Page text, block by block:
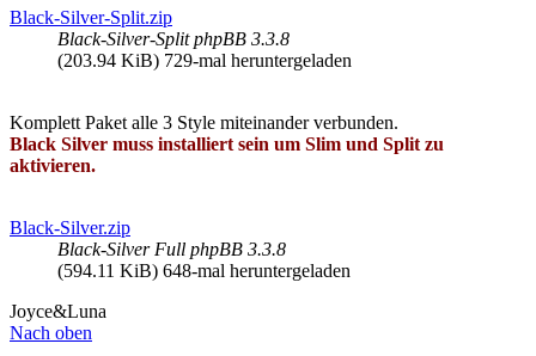
Black-Silver-Split.zip
Black-Silver-Split phpBB 3.3.8
(203.94 KiB) 729-mal heruntergeladen
Komplett Paket alle 3 Style miteinander verbunden.
Black Silver muss installiert sein um Slim und Split zu
aktivieren.
Black-Silver.zip
Black-Silver Full phpBB 3.3.8
(594.11 KiB) 648-mal heruntergeladen
Joyce&Luna
Nach oben